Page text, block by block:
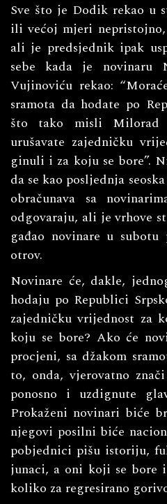
Sve što je Dodik rekao u
ili većoj mjeri
ali je predsjednik ipak
sebe kada je novinaru
Vujinoviću rekao:
sramota da hodate po
što tako misli
urušavate zajedničku
ginuli i za koju se bore”.
da se kao posljednja
obračunava sa
odgovaraju, ali je vrhove
gađao novinare u
otrov.
Novinare će, dakle,
hodaju po Republici
zajedničku vrijednost
koju se bore? Ako će
procjeni, sa džakom
to, onda, vjerovatno
ponosno i uzdignute
Prokaženi novinari biće
njegovi posilni biće
pobjednici pišu istoriju,
junaci, a oni koji se
koliko za regresirano